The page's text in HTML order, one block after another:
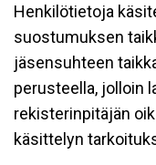
Henkilötietoja
suostumuksen
jäsensuhteen
perusteella, jolloin
rekisterinpitäjän
käsittelyn